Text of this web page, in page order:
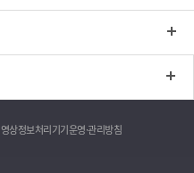
영상정보처리기기운영·관리방침